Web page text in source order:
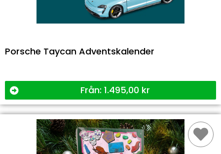
Porsche Taycan Adventskalender
Från: 1.495,00 kr